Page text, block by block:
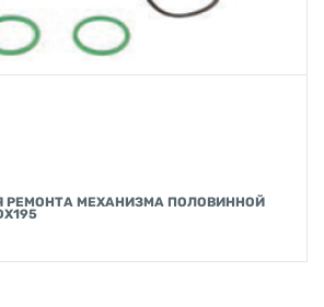
РЕМОНТА МЕХАНИЗМА ПОЛОВИННОЙ